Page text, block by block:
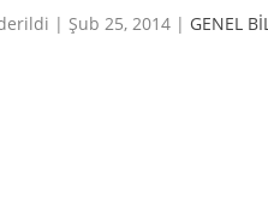
| Şub 25, 2014| GENEL